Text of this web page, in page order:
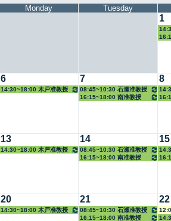
Monday Tuesday
1
6
14:30~18:00 木戸准教授
7
08:45~10:30 石瀬准教授
16:15~18:00 南准教授
8
13
14:30~18:00 木戸准教授
14
08:45~10:30 石瀬准教授
16:15~18:00 南准教授
15
20
14:30~18:00 木戸准教授
21
08:45~10:30 石瀬准教授
16:15~18:00 南准教授
22